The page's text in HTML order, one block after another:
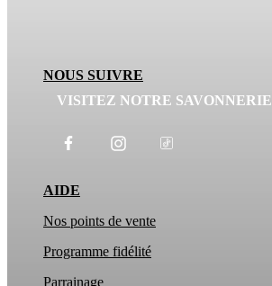
AIDE
Nos points de vente
Programme fidélité
Parrainage
NOUS SUIVRE
VISITEZ NOTRE SAVONNERIE